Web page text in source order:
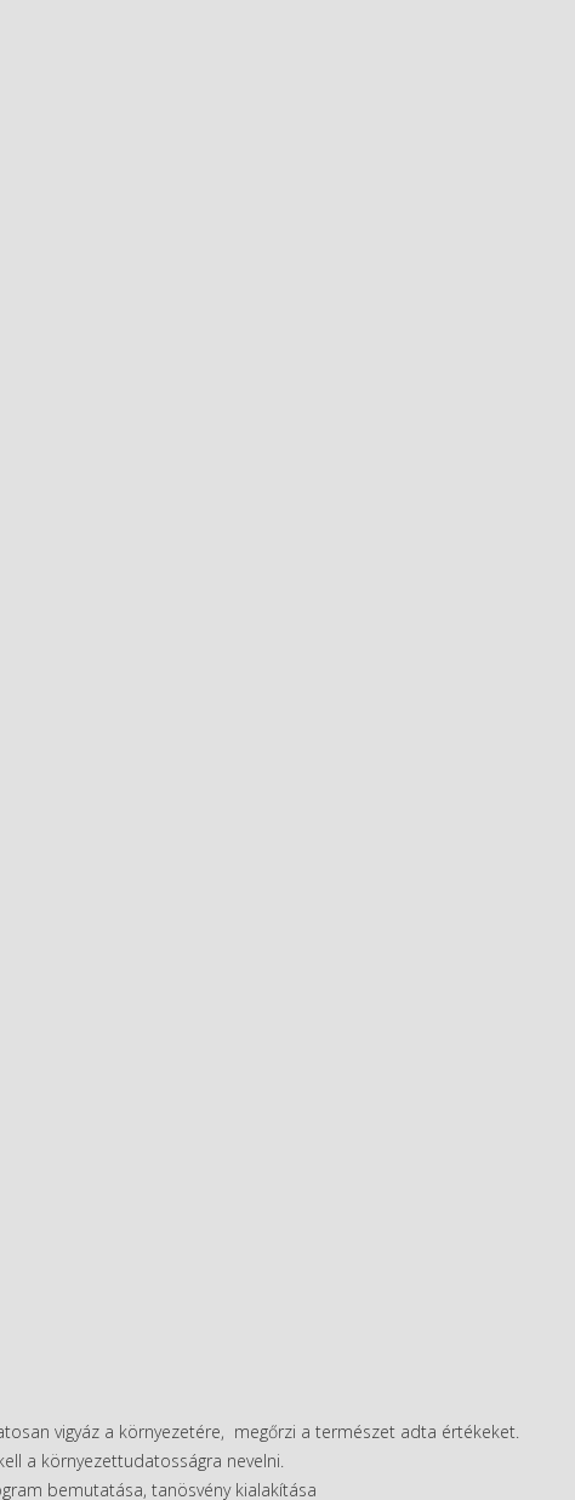
vigyáz a környezetére, megőrzi a természet adta értékeket.
a környezettudatosságra nevelni.
bemutatása, tanösvény kialakítása